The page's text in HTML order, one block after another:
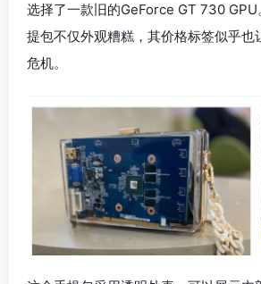
选择了一款旧的GeForce GT 730
提包不仅外观糟糕，其价格标签似乎也
危机。